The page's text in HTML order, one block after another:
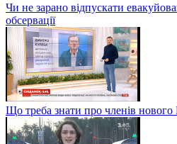
Чи не зарано відпускати
обсервації
Що треба знати про членів нового